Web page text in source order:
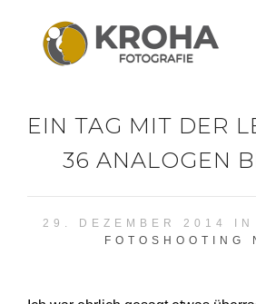
EIN TAG MIT DER
36 ANALOGEN
29. DEZEMBER 2014 IN
FOTOSHOOTING